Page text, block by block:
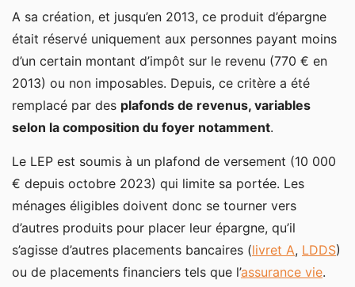
A sa création, et jusqu’en 2013, ce produit d’épargne
était réservé uniquement aux personnes payant moins
d’un certain montant d’impôt sur le revenu (770 € en
2013) ou non imposables. Depuis, ce critère a été
remplacé par des plafonds de revenus, variables
selon la composition du foyer notamment.
Le LEP est soumis à un plafond de versement (10 000
€ depuis octobre 2023) qui limite sa portée. Les
ménages éligibles doivent donc se tourner vers
d’autres produits pour placer leur épargne, qu’il
s’agisse d’autres placements bancaires (livret A, LDDS)
ou de placements financiers tels que l’assurance vie.